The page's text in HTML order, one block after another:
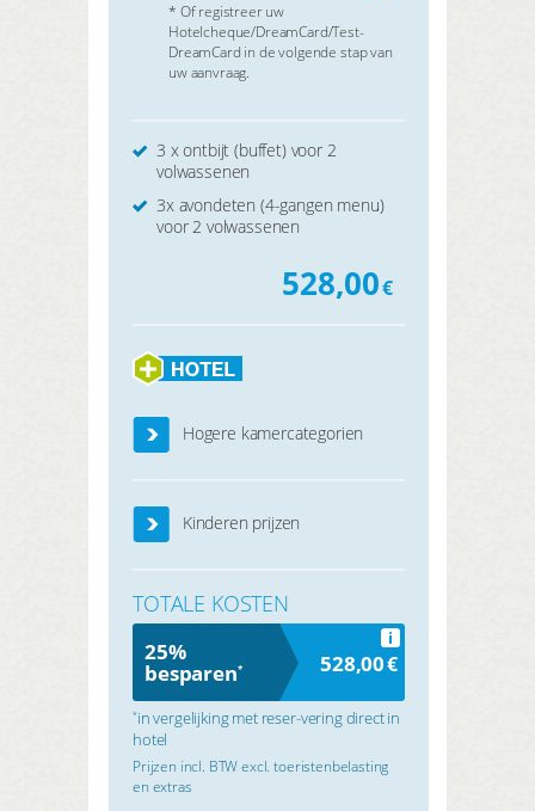
* Of registreer uw
Hotelcheque/DreamCard/Test-
DreamCard in de volgende stap van
uw aanvraag.
3 x ontbijt (buffet) voor 2
volwassenen
3x avondeten (4-gangen menu)
voor 2 volwassenen
528,00€
Hogere kamercategorien
Kinderen prijzen
TOTALE KOSTEN
25%
besparen*
i
528,00€
*in vergelijking met reser-vering direct in
hotel
Prijzen incl. BTW excl. toeristenbelasting
en extras